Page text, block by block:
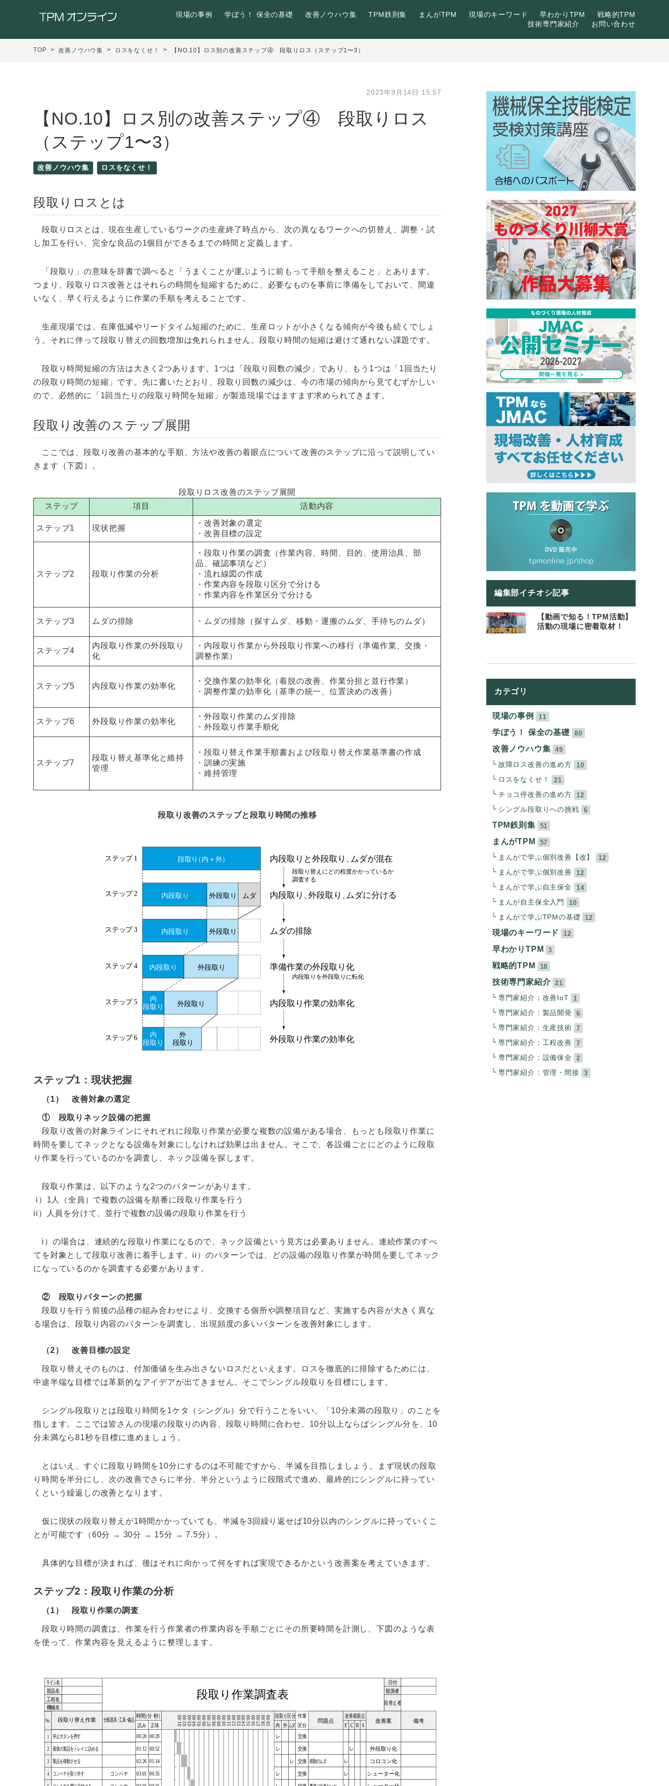
現場の事例 学ぼう！ 保全の基礎 改善ノウハウ集 TPM鉄則集 まんがTPM 現場のキーワード 早わかりTPM
戦略的TPM
技術専門家紹介
お問い合わせ
TOP 改善ノウハウ集 ロスをなくせ！ 【NO.10】ロス別の改善ステップ④ 段取りロス（ステップ1〜3）
2023年9月14日 15:57
【NO.10】ロス別の改善ステップ④ 段取りロス
（ステップ1〜3）
改善ノウハウ集 ロスをなくせ！
段取りロスとは
段取りロスとは、現在生産しているワークの生産終了時点から、次の異なるワークへの切替え、調整・試
し加工を行い、完全な良品の1個目ができるまでの時間と定義します。
「段取り」の意味を辞書で調べると「うまくことが運ぶように前もって手順を整えること」とあります。
つまり、段取りロス改善とはそれらの時間を短縮するために、必要なものを事前に準備をしておいて、間違
いなく、早く行えるように作業の手順を考えることです。
生産現場では、在庫低減やリードタイム短縮のために、生産ロットが小さくなる傾向が今後も続くでしょ
う。それに伴って段取り替えの回数増加は免れられません。段取り時間の短縮は避けて通れない課題です。
段取り時間短縮の方法は大きく2つあります。1つは「段取り回数の減少」であり、もう1つは「1回当たり
の段取り時間の短縮」です。先に書いたとおり、段取り回数の減少は、今の市場の傾向から見てむずかしい
ので、必然的に「1回当たりの段取り時間を短縮」が製造現場ではますます求められてきます。
段取り改善のステップ展開
ここでは、段取り改善の基本的な手順、方法や改善の着眼点について改善のステップに沿って説明してい
きます（下図）。
段取りロス改善のステップ展開
ステップ
項目 活動内容
ステップ1 現状把握
・改善対象の選定
・改善目標の設定
ステップ2 段取り作業の分析
・段取り作業の調査（作業内容、時間、目的、使用治具、部
品、確認事項など）
・流れ線図の作成
・作業内容を段取り区分で分ける
・作業内容を作業区分で分ける
ステップ3 ムダの排除 ・ムダの排除（探すムダ、移動・運搬のムダ、手待ちのムダ）
ステップ4
内段取り作業の外段取り
化
・内段取り作業から外段取り作業への移行（準備作業、交換・
調整作業）
ステップ5 内段取り作業の効率化
・交換作業の効率化（着脱の改善、作業分担と並行作業）
・調整作業の効率化（基準の統一、位置決めの改善）
ステップ6 外段取り作業の効率化
・外段取り作業のムダ排除
・外段取り作業手順化
ステップ7
段取り替え基準化と維持
管理
・段取り替え作業手順書および段取り替え作業基準書の作成
・訓練の実施
・維持管理
段取り改善のステップと段取り時間の推移
ステップ1：現状把握
（1） 改善対象の選定
① 段取りネック設備の把握
段取り改善の対象ラインにそれぞれに段取り作業が必要な複数の設備がある場合、もっとも段取り作業に
時間を要してネックとなる設備を対象にしなければ効果は出ません。そこで、各設備ごとにどのように段取
り作業を行っているのかを調査し、ネック設備を探します。
段取り作業は、以下のような2つのパターンがあります。
i）1人（全員）で複数の設備を順番に段取り作業を行う
ii）人員を分けて、並行で複数の設備の段取り作業を行う
i）の場合は、連続的な段取り作業になるので、ネック設備という見方は必要ありません。連続作業のすべ
てを対象として段取り改善に着手します。ii）のパターンでは、どの設備の段取り作業が時間を要してネック
になっているのかを調査する必要があります。
② 段取りパターンの把握
段取りを行う前後の品種の組み合わせにより、交換する個所や調整項目など、実施する内容が大きく異な
る場合は、段取り内容のパターンを調査し、出現頻度の多いパターンを改善対象にします。
（2） 改善目標の設定
段取り替えそのものは、付加価値を生み出さないロスだといえます。ロスを徹底的に排除するためには、
中途半端な目標では革新的なアイデアが出てきません。そこでシングル段取りを目標にします。
シングル段取りとは段取り時間を1ケタ（シングル）分で行うことをいい、「10分未満の段取り」のことを
指します。ここでは皆さんの現場の段取りの内容、段取り時間に合わせ、10分以上ならばシングル分を、10
分未満なら81秒を目標に進めましょう。
とはいえ、すぐに段取り時間を10分にするのは不可能ですから、半減を目指しましょう。まず現状の段取
り時間を半分にし、次の改善でさらに半分、半分というように段階式で進め、最終的にシングルに持ってい
くという繰返しの改善となります。
仮に現状の段取り替えが1時間かかっていても、半減を3回繰り返せば10分以内のシングルに持っていくこ
とが可能です（60分 → 30分 → 15分 → 7.5分）。
具体的な目標が決まれば、後はそれに向かって何をすれば実現できるかという改善案を考えていきます。
ステップ2：段取り作業の分析
（1） 段取り作業の調査
段取り時間の調査は、作業を行う作業者の作業内容を手順ごとにその所要時間を計測し、下図のような表
を使って、作業内容を見えるように整理します。
編集部イチオシ記事
【動画で知る！TPM活動】
活動の現場に密着取材！
カテゴリ
現場の事例 11
学ぼう！ 保全の基礎 80
改善ノウハウ集 49
故障ロス改善の進め方
10
ロスをなくせ！
21
チョコ停改善の進め方
12
シングル段取りへの挑戦
6
TPM鉄則集 51
まんがTPM 57
まんがで学ぶ個別改善【改】
12
まんがで学ぶ個別改善
12
まんがで学ぶ自主保全
14
まんが自主保全入門
10
まんがで学ぶTPMの基礎
12
現場のキーワード 12
早わかりTPM 3
戦略的TPM 18
技術専門家紹介 21
専門家紹介：改善IoT
1
専門家紹介：製品開発
6
専門家紹介：生産技術
7
専門家紹介：工程改善
7
専門家紹介：設備保全
2
専門家紹介：管理・間接
3